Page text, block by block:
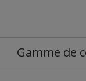
Gamme de